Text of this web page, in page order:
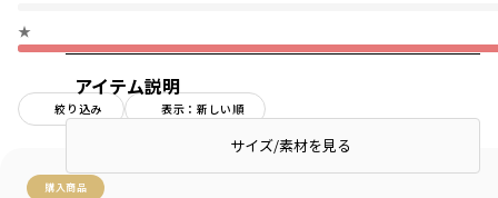
★
絞り込み 表示：新しい順
購入商品
アイテム説明
サイズ/素材を見る